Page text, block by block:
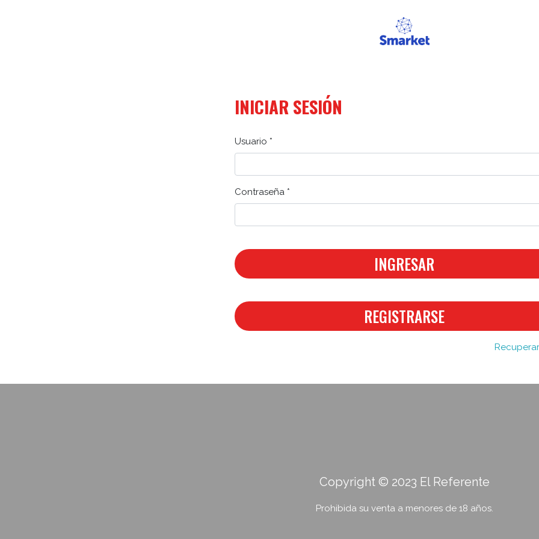
INICIAR SESIÓN
Usuario *
Contraseña *
INGRESAR
REGISTRARSE
Copyright © 2023 El Referente
Prohibida su venta a menores de 18 años.